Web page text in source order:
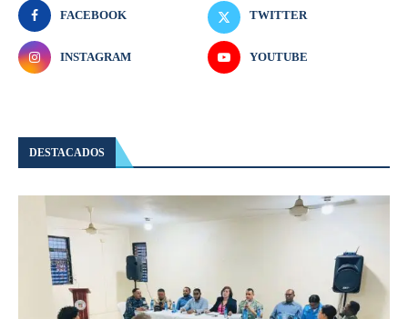
FACEBOOK TWITTER
INSTAGRAM YOUTUBE
DESTACADOS